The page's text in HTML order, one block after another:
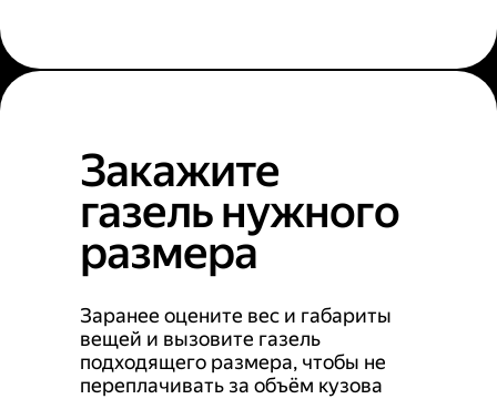
Закажите
газель нужного
размера
Заранее оцените вес и габариты
вещей и вызовите газель
подходящего размера, чтобы не
переплачивать за объём кузова